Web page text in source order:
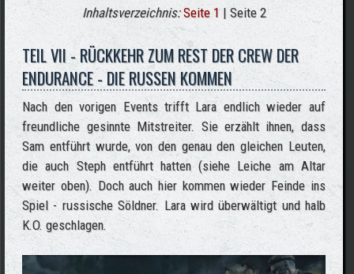
Inhaltsverzeichnis: Seite 1 | Seite 2
TEIL VII - RÜCKKEHR ZUM REST DER CREW DER
ENDURANCE - DIE RUSSEN KOMMEN
Nach den vorigen Events trifft Lara endlich wieder auf
freundliche gesinnte Mitstreiter. Sie erzählt ihnen, dass
Sam entführt wurde, von den genau den gleichen Leuten,
die auch Steph entführt hatten (siehe Leiche am Altar
weiter oben). Doch auch hier kommen wieder Feinde ins
Spiel - russische Söldner. Lara wird überwältigt und halb
K.O. geschlagen.